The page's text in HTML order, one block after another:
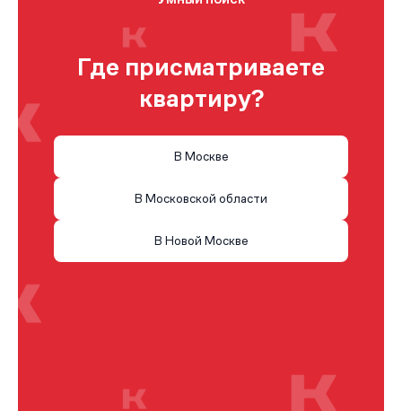
Где присматриваете
квартиру?
В Москве
В Московской области
В Новой Москве